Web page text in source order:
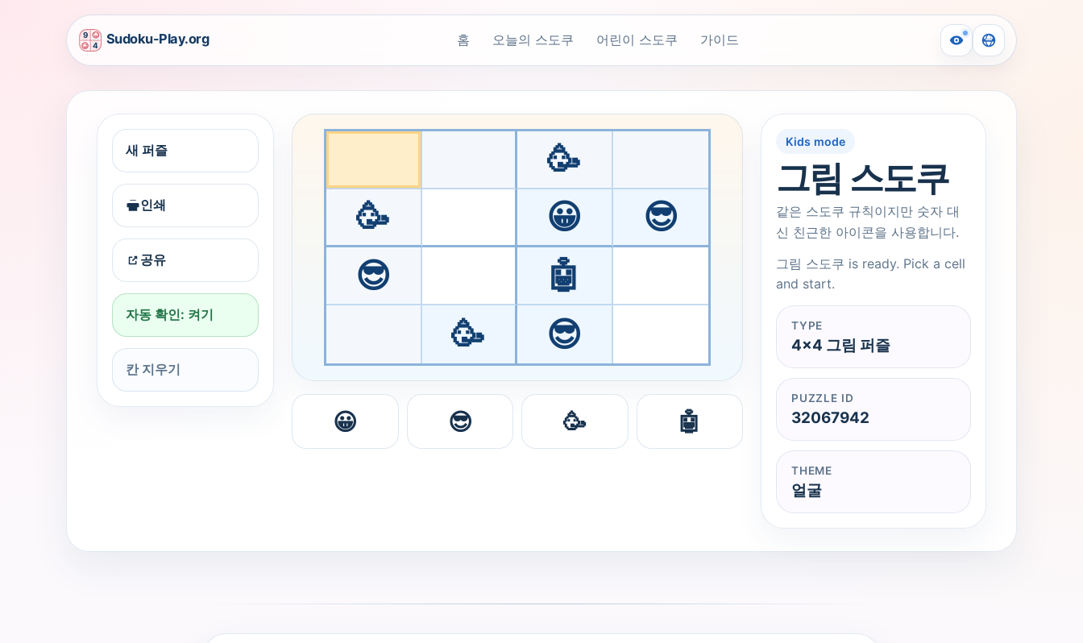
홈 오늘의 스도쿠 어린이 스도쿠 가이드
그림 스도쿠
그림 스도쿠는 미니 스도쿠와 같은 간단한 4x4 논리를 유지하지만 숫자 대신 동물, 과일 또는 이모지와 같은 아이콘으로 대체합니다.
새 퍼즐
인쇄
공유
자동 확인: 켜기
칸 지우기
🥳
🥳
😀
😎
😎
🤖
🥳
😎
😀 😎 🥳 🤖
Kids mode
그림 스도쿠
같은 스도쿠 규칙이지만 숫자 대
신 친근한 아이콘을 사용합니다.
그림 스도쿠 is ready. Pick a cell
and start.
TYPE
4x4 그림 퍼즐
PUZZLE ID
32067942
THEME
얼굴
그림 스도쿠 is ready. Pick a cell and start.